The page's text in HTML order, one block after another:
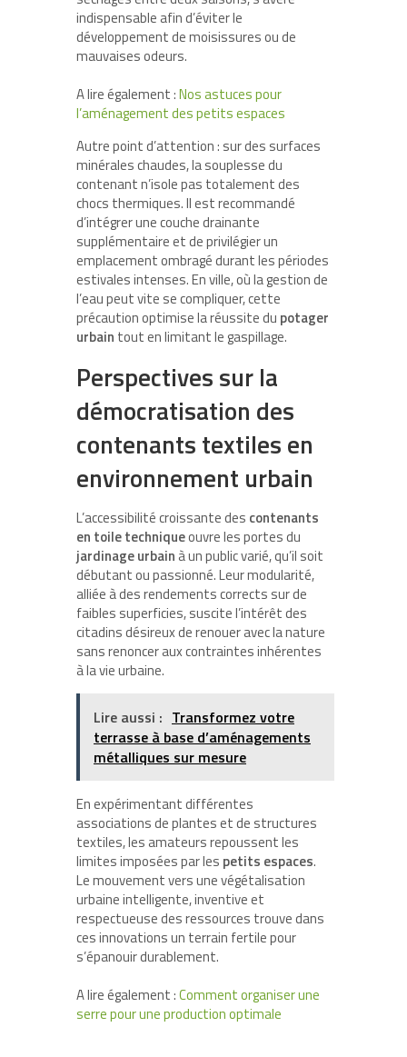
indispensable afin d’éviter le
développement de moisissures ou de
mauvaises odeurs.
A lire également :Nos astuces pour
l’aménagement des petits espaces
Autre point d’attention : sur des surfaces
minérales chaudes, la souplesse du
contenant n’isole pas totalement des
chocs thermiques. Il est recommandé
d’intégrer une couche drainante
supplémentaire et de privilégier un
emplacement ombragé durant les périodes
estivales intenses. En ville, où la gestion de
l’eau peut vite se compliquer, cette
précaution optimise la réussite du potager
urbain tout en limitant le gaspillage.
Perspectives sur la
démocratisation des
contenants textiles en
environnement urbain
L’accessibilité croissante des contenants
en toile techniqueouvre les portes du
jardinage urbain à un public varié, qu’il soit
débutant ou passionné. Leur modularité,
alliée à des rendements corrects sur de
faibles superficies, suscite l’intérêt des
citadins désireux de renouer avec la nature
sans renoncer aux contraintes inhérentes
à la vie urbaine.
Lire aussi : Transformez votre
terrasse à base d’aménagements
métalliques sur mesure
En expérimentant différentes
associations de plantes et de structures
textiles, les amateurs repoussent les
limites imposées par les petits espaces.
Le mouvement vers une végétalisation
urbaine intelligente, inventive et
respectueuse des ressources trouve dans
ces innovations un terrain fertile pour
s’épanouir durablement.
A lire également :Comment organiser une
serre pour une production optimale